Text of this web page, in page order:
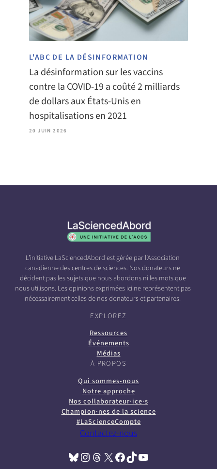
L'ABC DE LA DÉSINFORMATION
La désinformation sur les vaccins
contre la COVID-19 a coûté 2 milliards
de dollars aux États-Unis en
hospitalisations en 2021
20 JUIN 2026
L’initiative LaSciencedAbord est gérée par l’Association
canadienne des centres de sciences. Nos donateurs ne
décident pas les sujets que nous abordons ni les mots que
nous utilisons. Les opinions exprimées ici ne représentent pas
nécessairement celles de nos donateurs et partenaires.
EXPLOREZ
Ressources
Événements
Médias
À PROPOS
Qui sommes-nous
Notre approche
Nos collaborateur·ice·s
Champion·nes de la science
#LaScienceCompte
Contactez-nous
Bluesky(opens in a new tab) Instagram
(opens in a new tab) Threads(opens in a new tab) X(opens in a new tab) Facebook(opens in a new tab) TikTok(opens in a new tab) YouTube(opens in a new tab)